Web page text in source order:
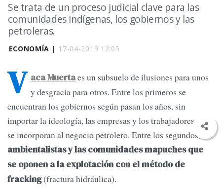
ECONOMÍA | 17-04-2019 12:05
Se trata de un proceso judicial clave para las
comunidades indígenas, los gobiernos y las
petroleras.
V aca Muertaes un subsuelo de ilusiones para unos
y desgracia para otros. Entre los primeros se
encuentran los gobiernos según pasan los años, sin
importar la ideología, las empresas y los trabajadores que
se incorporan al negocio petrolero. Entre los segundos, los
ambientalistas y las comunidades mapuches que
se oponen a la explotación con el método de
fracking(fractura hidráulica).